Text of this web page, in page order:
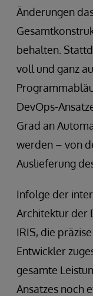
Änderungen
behalten.
voll und ganz
DevOps-
Grad an
werden – von
Auslieferung
Infolge der
Architektur der
IRIS, die
Entwickler
gesamte
Ansatzes noch